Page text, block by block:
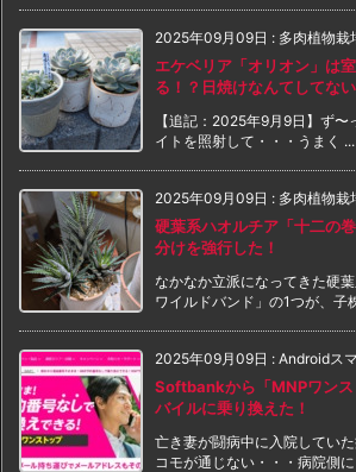
2025年09月09日 : 多肉植物栽
エケベリア「オリオン」は
る！？日焼けなんてしてない
【追記：2025年9月9日】ず〜
イトを照射して・・・うまく ...
2025年09月09日 : 多肉植物栽
硬葉系ハオルチア「十二の
分けを強行した！
なかなか立派になってきた硬
ワイルドバンド」の1つが、子
2025年09月09日 : Androidス
Softbankから「MNPワンス
バイルに乗り換えた！
亡き妻が闘病中に入院してい
コモが通じない・・・病院側に